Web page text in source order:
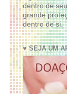
dentro de
grande
dentro de si.
♥ SEJA UM